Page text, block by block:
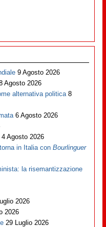
9 Agosto 2026
Agosto 2026
alternativa politica 8
6 Agosto 2026
4 Agosto 2026
in Italia conBourlinguer
la risemantizzazione
2026
2026
29 Luglio 2026